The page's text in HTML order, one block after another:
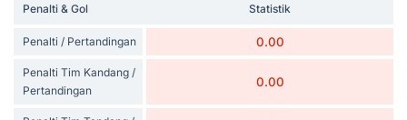
Penalti & Gol Statistik
Penalti / Pertandingan 0.00
Penalti Tim Kandang /
Pertandingan
0.00